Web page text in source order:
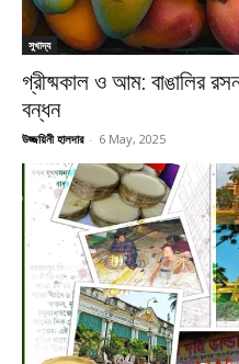
সুখাদ্য
গ্রীষ্মকাল ও আম: বাঙালির
বন্ধন
উজ্জয়িনী হালদার - 6 May, 2025